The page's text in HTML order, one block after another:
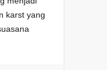
karst yang